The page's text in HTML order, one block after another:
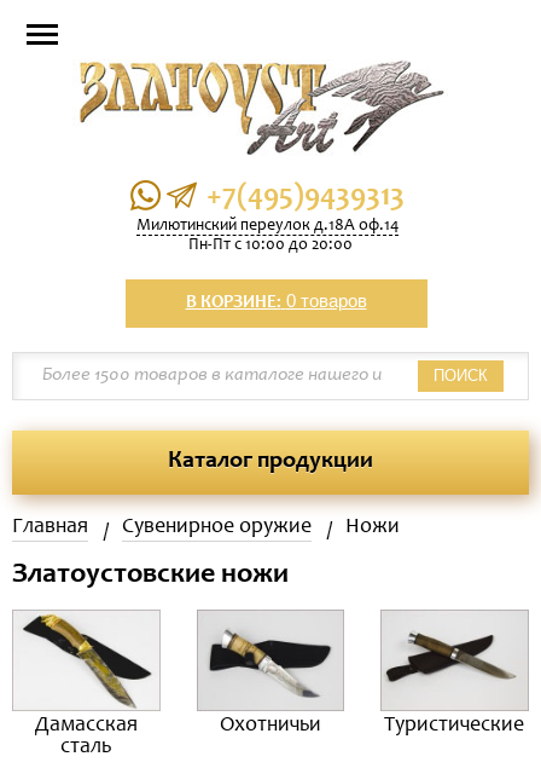
+7(495)9439313
Милютинский переулок д.18А оф.14
Пн-Пт с 10:00 до 20:00
В КОРЗИНЕ: 0 товаров
ПОИСК
Каталог продукции
Главная Сувенирное оружие Ножи
Златоустовские ножи
Дамасская
сталь
Охотничьи Туристические